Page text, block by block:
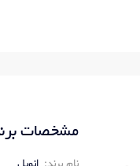
مشخصات